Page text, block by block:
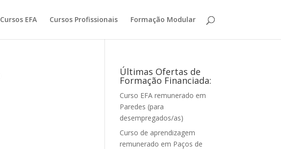
Cursos EFA Cursos Profissionais Formação Modular
Últimas Ofertas de
Formação Financiada:
Curso EFA remunerado em
Paredes (para
desempregados/as)
Curso de aprendizagem
remunerado em Paços de